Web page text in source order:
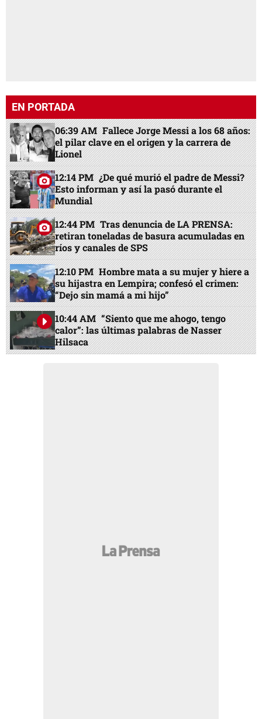
EN PORTADA
06:39 AM Fallece Jorge Messi a los 68 años:
el pilar clave en el origen y la carrera de
Lionel
12:14 PM ¿De qué murió el padre de Messi?
Esto informan y así la pasó durante el
Mundial
12:44 PM Tras denuncia de LA PRENSA:
retiran toneladas de basura acumuladas en
ríos y canales de SPS
12:10 PM Hombre mata a su mujer y hiere a
su hijastra en Lempira; confesó el crimen:
“Dejo sin mamá a mi hijo”
10:44 AM “Siento que me ahogo, tengo
calor”: las últimas palabras de Nasser
Hilsaca